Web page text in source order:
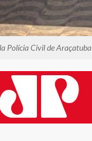
Polícia Civil de